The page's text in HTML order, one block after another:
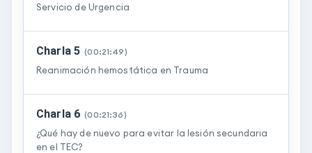
Servicio de Urgencia
Charla 5 (00:21:49)
Reanimación hemostática en Trauma
Charla 6 (00:21:36)
¿Qué hay de nuevo para evitar la lesión secundaria
en el TEC?